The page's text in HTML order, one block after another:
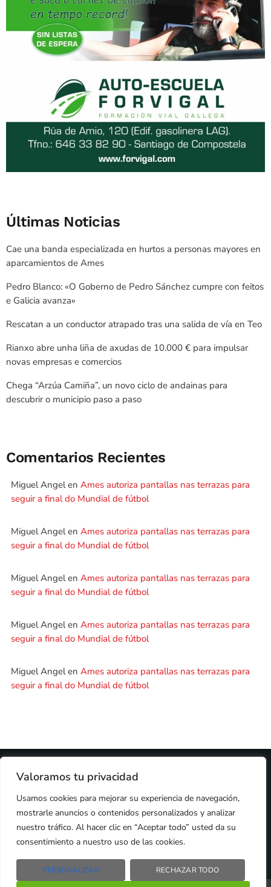
Valoramos tu privacidad
Usamos cookies para mejorar su experiencia de navegación,
mostrarle anuncios o contenidos personalizados y analizar
nuestro tráfico. Al hacer clic en “Aceptar todo” usted da su
consentimiento a nuestro uso de las cookies.
PERSONALIZAR RECHAZAR TODO
Últimas Noticias
Cae una banda especializada en hurtos a personas mayores en
aparcamientos de Ames
Pedro Blanco: «O Goberno de Pedro Sánchez cumpre con feitos
e Galicia avanza»
Rescatan a un conductor atrapado tras una salida de vía en Teo
Rianxo abre unha liña de axudas de 10.000 € para impulsar
novas empresas e comercios
Chega “Arzúa Camiña”, un novo ciclo de andainas para
descubrir o municipio paso a paso
Comentarios Recientes
Miguel Angelen Ames autoriza pantallas nas terrazas para
seguir a final do Mundial de fútbol
Miguel Angelen Ames autoriza pantallas nas terrazas para
seguir a final do Mundial de fútbol
Miguel Angelen Ames autoriza pantallas nas terrazas para
seguir a final do Mundial de fútbol
Miguel Angelen Ames autoriza pantallas nas terrazas para
seguir a final do Mundial de fútbol
Miguel Angelen Ames autoriza pantallas nas terrazas para
seguir a final do Mundial de fútbol
2024 © PROPIEDAD DE DEZASETE MEDIA SL
COOKIES
AVISO LEGAL
PUBLICIDAD
CONTACTO